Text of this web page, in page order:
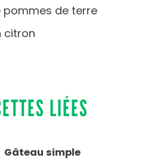
pommes de terre
citron
LIÉES
Gâteau simple